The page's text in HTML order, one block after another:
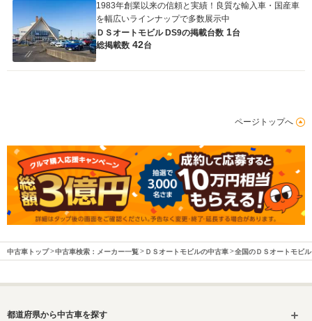
1983年創業以来の信頼と実績！良質な輸入車・国産車
を幅広いラインナップで多数展示中
ＤＳオートモビル DS9の掲載台数 1台
総掲載数 42台
ページトップへ
中古車トップ 中古車検索：メーカー一覧 ＤＳオートモビルの中古車 全国のＤＳオートモビル
都道府県から中古車を探す